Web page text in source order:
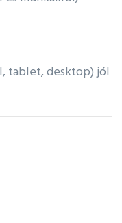
tablet, desktop) jól